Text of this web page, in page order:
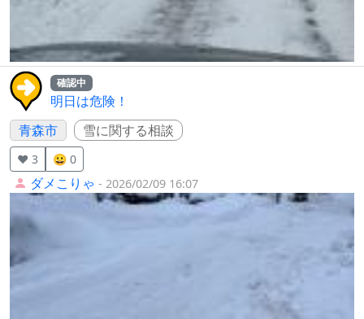
確認中
明日は危険！
青森市
雪に関する相談
❤️ 3 😀 0
ダメこりゃ - 2026/02/09 16:07